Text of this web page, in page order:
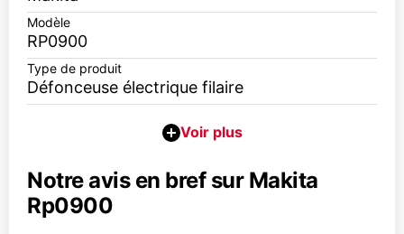
Modèle
RP0900
Type de produit
Défonceuse électrique filaire
Notre avis en bref sur Makita
Rp0900